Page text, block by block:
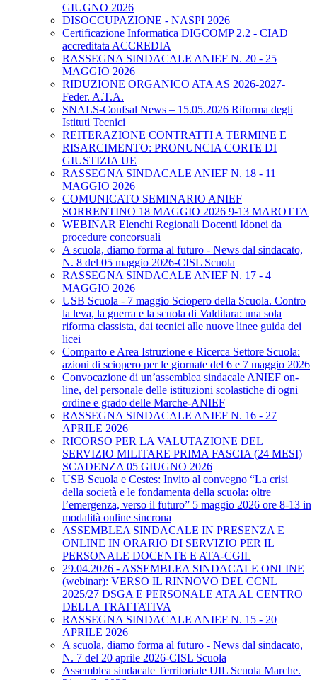
GIUGNO 2026
DISOCCUPAZIONE - NASPI 2026
Certificazione Informatica DIGCOMP 2.2 - CIAD
accreditata ACCREDIA
RASSEGNA SINDACALE ANIEF N. 20 - 25
MAGGIO 2026
RIDUZIONE ORGANICO ATA AS 2026-2027-
Feder. A.T.A.
SNALS-Confsal News – 15.05.2026 Riforma degli
Istituti Tecnici
REITERAZIONE CONTRATTI A TERMINE E
RISARCIMENTO: PRONUNCIA CORTE DI
GIUSTIZIA UE
RASSEGNA SINDACALE ANIEF N. 18 - 11
MAGGIO 2026
COMUNICATO SEMINARIO ANIEF
SORRENTINO 18 MAGGIO 2026 9-13 MAROTTA
WEBINAR Elenchi Regionali Docenti Idonei da
procedure concorsuali
A scuola, diamo forma al futuro - News dal sindacato,
N. 8 del 05 maggio 2026-CISL Scuola
RASSEGNA SINDACALE ANIEF N. 17 - 4
MAGGIO 2026
USB Scuola - 7 maggio Sciopero della Scuola. Contro
la leva, la guerra e la scuola di Valditara: una sola
riforma classista, dai tecnici alle nuove linee guida dei
licei
Comparto e Area Istruzione e Ricerca Settore Scuola:
azioni di sciopero per le giornate del 6 e 7 maggio 2026
Convocazione di un’assemblea sindacale ANIEF on-
line, del personale delle istituzioni scolastiche di ogni
ordine e grado delle Marche-ANIEF
RASSEGNA SINDACALE ANIEF N. 16 - 27
APRILE 2026
RICORSO PER LA VALUTAZIONE DEL
SERVIZIO MILITARE PRIMA FASCIA (24 MESI)
SCADENZA 05 GIUGNO 2026
USB Scuola e Cestes: Invito al convegno “La crisi
della società e le fondamenta della scuola: oltre
l’emergenza, verso il futuro” 5 maggio 2026 ore 8-13 in
modalità online sincrona
ASSEMBLEA SINDACALE IN PRESENZA E
ONLINE IN ORARIO DI SERVIZIO PER IL
PERSONALE DOCENTE E ATA-CGIL
29.04.2026 - ASSEMBLEA SINDACALE ONLINE
(webinar): VERSO IL RINNOVO DEL CCNL
2025/27 DSGA E PERSONALE ATA AL CENTRO
DELLA TRATTATIVA
RASSEGNA SINDACALE ANIEF N. 15 - 20
APRILE 2026
A scuola, diamo forma al futuro - News dal sindacato,
N. 7 del 20 aprile 2026-CISL Scuola
Assemblea sindacale Territoriale UIL Scuola Marche.